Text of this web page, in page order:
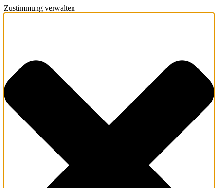
Zustimmung verwalten